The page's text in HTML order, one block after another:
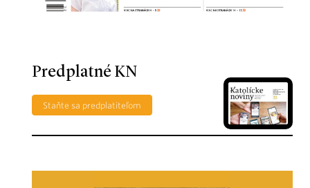
Predplatné KN
Staňte sa predplatiteľom